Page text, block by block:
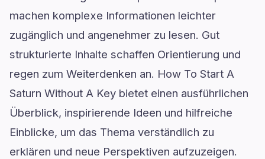
machen komplexe Informationen leichter
zugänglich und angenehmer zu lesen. Gut
strukturierte Inhalte schaffen Orientierung und
regen zum Weiterdenken an. How To Start A
Saturn Without A Key bietet einen ausführlichen
Überblick, inspirierende Ideen und hilfreiche
Einblicke, um das Thema verständlich zu
erklären und neue Perspektiven aufzuzeigen.